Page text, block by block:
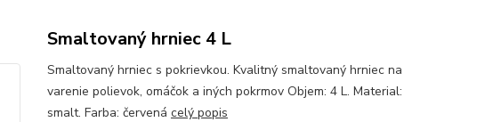
Smaltovaný hrniec 4 L
Smaltovaný hrniec s pokrievkou. Kvalitný smaltovaný hrniec na
varenie polievok, omáčok a iných pokrmov Objem: 4 L. Material:
smalt. Farba: červená celý popis